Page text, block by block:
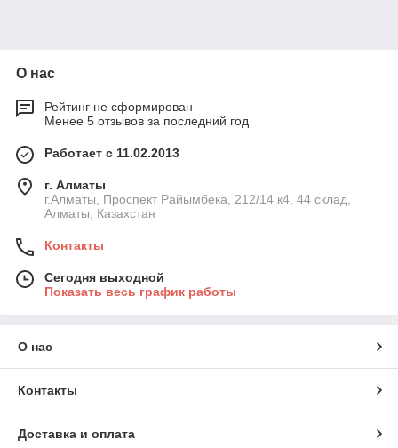
О нас
Рейтинг не сформирован
Менее 5 отзывов за последний год
Работает с 11.02.2013
г. Алматы
г.Алматы, Проспект Райымбека, 212/14 к4, 44 склад,
Алматы, Казахстан
Контакты
Сегодня выходной
Показать весь график работы
О нас
Контакты
Доставка и оплата